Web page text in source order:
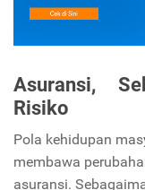
Asuransi,
Risiko
Pola kehidupan
membawa
asuransi.